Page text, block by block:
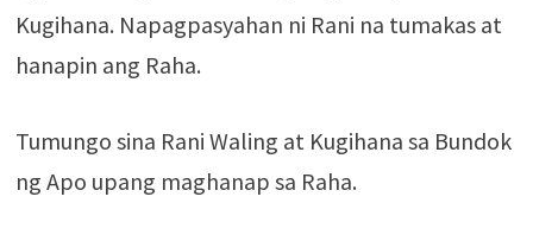
Kugihana. Napagpasyahan ni Rani na tumakas at
hanapin ang Raha.
Tumungo sina Rani Waling at Kugihana sa Bundok
ng Apo upang maghanap sa Raha.